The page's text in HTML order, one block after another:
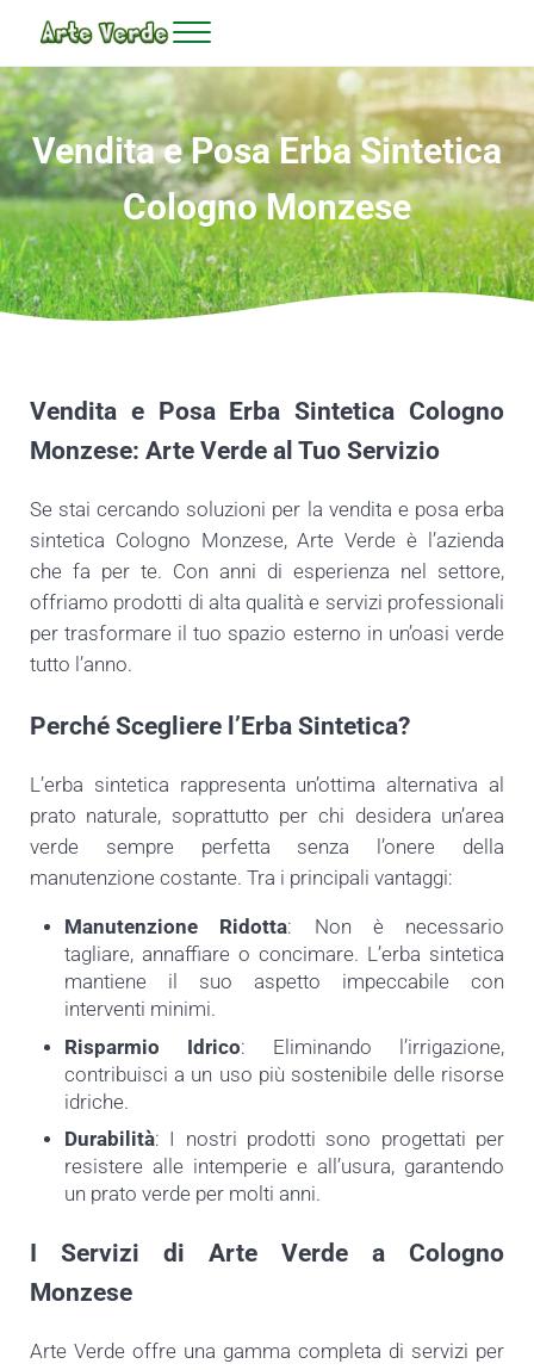
Prato sintetico Milano - Arte Verde
Menu
Vendita e Posa Erba Sintetica
Cologno Monzese
Vendita e Posa Erba Sintetica Cologno
Monzese: Arte Verde al Tuo Servizio
Se stai cercando soluzioni per la vendita e posa erba
sintetica Cologno Monzese, Arte Verde è l’azienda
che fa per te. Con anni di esperienza nel settore,
offriamo prodotti di alta qualità e servizi professionali
per trasformare il tuo spazio esterno in un’oasi verde
tutto l’anno.
Perché Scegliere l’Erba Sintetica?
L’erba sintetica rappresenta un’ottima alternativa al
prato naturale, soprattutto per chi desidera un’area
verde sempre perfetta senza l’onere della
manutenzione costante. Tra i principali vantaggi:
Manutenzione Ridotta: Non è necessario
tagliare, annaffiare o concimare. L’erba sintetica
mantiene il suo aspetto impeccabile con
interventi minimi.
Risparmio Idrico: Eliminando l’irrigazione,
contribuisci a un uso più sostenibile delle risorse
idriche.
Durabilità: I nostri prodotti sono progettati per
resistere alle intemperie e all’usura, garantendo
un prato verde per molti anni.
I Servizi di Arte Verde a Cologno
Monzese
Arte Verde offre una gamma completa di servizi per